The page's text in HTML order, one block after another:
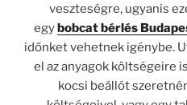
veszteségre, ugyanis
egybobcat bérlés
időnket vehetnek igénybe.
el az anyagok költségeire
kocsi beállót